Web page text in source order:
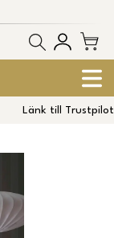
Länk till Trustpilot